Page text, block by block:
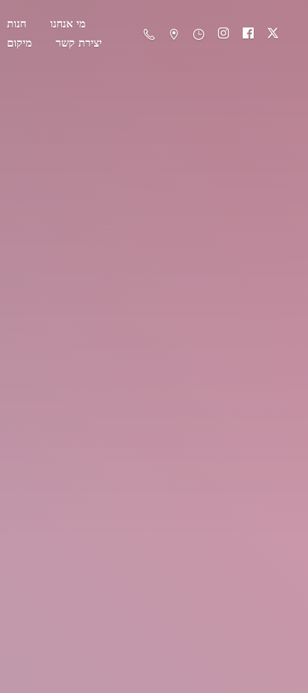
חנות
מי אנחנו
מיקום
יצירת קשר